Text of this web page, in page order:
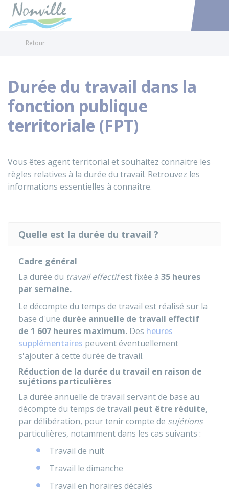
Accéder
Retour
Durée du travail dans la
fonction publique
territoriale (FPT)
Vous êtes agent territorial et souhaitez connaitre les
règles relatives à la durée du travail. Retrouvez les
informations essentielles à connaître.
Quelle est la durée du travail ?
Cadre général
La durée du travail effectifest fixée à 35 heures
par semaine.
Le décompte du temps de travail est réalisé sur la
base d'une durée annuelle de travail effectif
de 1 607 heures maximum. Des heures
supplémentaires peuvent éventuellement
s'ajouter à cette durée de travail.
Réduction de la durée du travail en raison de
sujétions particulières
La durée annuelle de travail servant de base au
décompte du temps de travail peut être réduite,
par délibération, pour tenir compte de sujétions
particulières, notamment dans les cas suivants :
Travail de nuit
Travail le dimanche
Travail en horaires décalés